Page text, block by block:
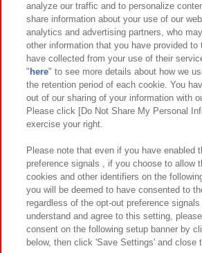
イベント・キャンペーン
関連会社 サステナビリティ
プライバシーポリシー ウェブアクセシビ
お取引先さまとともに
カスタマーハラスメント対応方針 よくある
©Bandai Namco Amusement
analyze our traffic and to personalize
share information about your use of our
analytics and advertising partners, who
other information that you have provided to
have collected from your use of their
" here" to see more details about how we
the retention period of each cookie. You
out of our sharing of your information with
Please click [Do Not Share My Personal
exercise your right.
Please note that even if you have enabled
preference signals , if you choose to allow
cookies and other identifiers on the
you will be deemed to have consented to
regardless of the opt-out preference
understand and agree to this setting,
consent on the following setup banner by
below, then click 'Save Settings' and close